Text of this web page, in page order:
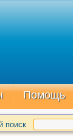
Помощь
поиск